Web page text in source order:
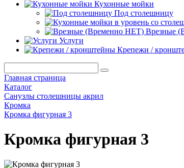
Кухонные мойки
Под столешницу
Врезные
Услуги
Крепежи /
Главная страница
Каталог
Санузлы столешницы акрил
Кромка
Кромка фигурная 3
Кромка фигурная 3